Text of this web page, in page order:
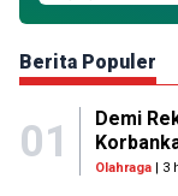
Berita Populer
01
Demi
Olahraga| 3